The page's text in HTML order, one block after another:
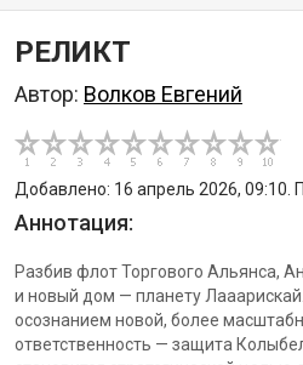
РЕЛИКТ
Автор: Волков Евгений
Добавлено: 16 апрель 2026, 09:10.
Аннотация:
Разбив флот Торгового Альянса,
и новый дом — планету
осознанием новой, более
ответственность — защита